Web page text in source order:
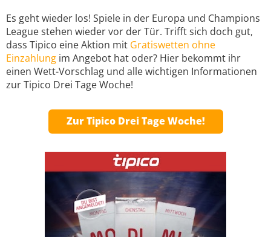
Es geht wieder los! Spiele in der Europa und Champions
League stehen wieder vor der Tür. Trifft sich doch gut,
dass Tipico eine Aktion mit Gratiswetten ohne
Einzahlung im Angebot hat oder? Hier bekommt ihr
einen Wett-Vorschlag und alle wichtigen Informationen
zur Tipico Drei Tage Woche!
Zur Tipico Drei Tage Woche!